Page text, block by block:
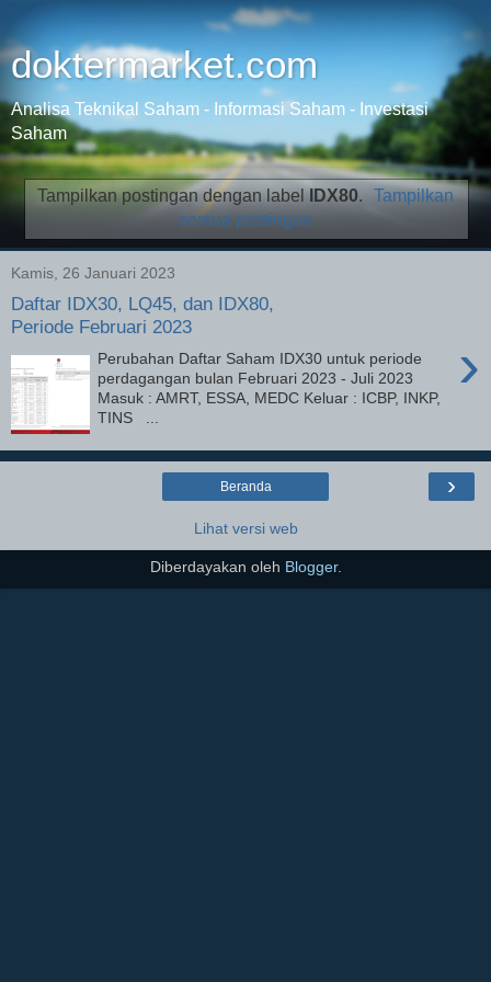
doktermarket.com
Analisa Teknikal Saham - Informasi Saham - Investasi
Saham
Tampilkan postingan dengan labelIDX80.
Tampilkan
semua postingan
Kamis, 26 Januari 2023
Daftar IDX30, LQ45, dan IDX80,
Periode Februari 2023
›
Perubahan Daftar Saham IDX30 untuk periode
perdagangan bulan Februari 2023 - Juli 2023
Masuk : AMRT, ESSA, MEDC Keluar : ICBP, INKP,
TINS ...
›
Beranda
Lihat versi web
Diberdayakan oleh Blogger.